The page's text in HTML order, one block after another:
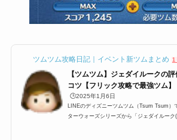
ツムツム攻略日記｜イベント新ツムまとめ 1
【ツムツム】ジェダイルークの
コツ【フリック攻略で最強ツム】
🕒️2025年1月6日
LINEのディズニーツムツム（Tsum Tsum）
ターウォーズシリーズから「ジェダイルー